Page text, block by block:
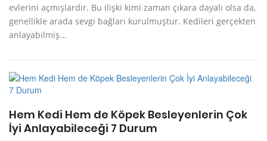
evlerini açmışlardır. Bu ilişki kimi zaman çıkara dayalı olsa da,
genellikle arada sevgi bağları kurulmuştur. Kedileri gerçekten
anlayabilmiş...
Hem Kedi Hem de Köpek Besleyenlerin Çok
İyi Anlayabileceği 7 Durum